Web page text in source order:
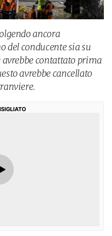
ancora
del conducente sia su
contattato prima
avrebbe cancellato